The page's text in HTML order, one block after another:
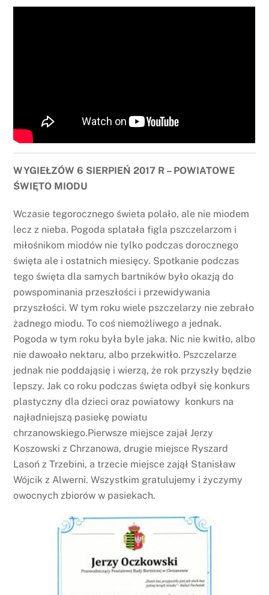
WYGIEŁZÓW 6 SIERPIEŃ 2017 R – POWIATOWE
ŚWIĘTO MIODU
Wczasie tegorocznego świeta polało, ale nie miodem
lecz z nieba. Pogoda splatała figla pszczelarzom i
miłośnikom miodów nie tylko podczas dorocznego
święta ale i ostatnich miesięcy. Spotkanie podczas
tego święta dla samych bartników było okazją do
powspominania przeszłości i przewidywania
przyszłości. W tym roku wiele pszczelarzy nie zebrało
żadnego miodu. To coś niemożliwego a jednak.
Pogoda w tym roku była byle jaka. Nic nie kwitło, albo
nie dawoało nektaru, albo przekwitło. Pszczelarze
jednak nie poddająsię i wierzą, że rok przyszły będzie
lepszy. Jak co roku podczas święta odbył się konkurs
plastyczny dla dzieci oraz powiatowy konkurs na
najładniejszą pasiekę powiatu
chrzanowskiego.Pierwsze miejsce zajał Jerzy
Koszowski z Chrzanowa, drugie miejsce Ryszard
Lasoń z Trzebini, a trzecie miejsce zajął Stanisław
Wójcik z Alwerni. Wszystkim gratulujemy i życzymy
owocnych zbiorów w pasiekach.